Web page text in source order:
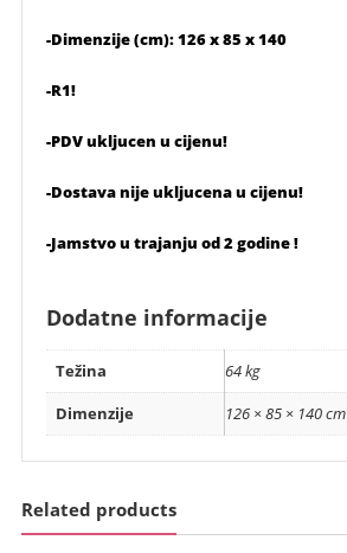
-Dimenzije (cm): 126 x 85 x 140
-R1!
-PDV ukljucen u cijenu!
-Dostava nije ukljucena u cijenu!
-Jamstvo u trajanju od 2 godine !
Dodatne informacije
Težina
64 kg
Dimenzije
126 × 85 × 140 cm
Related products